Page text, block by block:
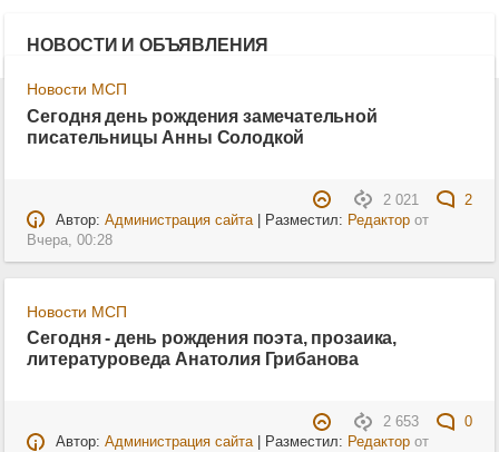
НОВОСТИ И ОБЪЯВЛЕНИЯ
Новости МСП
Сегодня день рождения замечательной
писательницы Анны Солодкой
2 021
2
Автор: Администрация сайта| Разместил: Редакторот
Вчера, 00:28
Новости МСП
Сегодня - день рождения поэта, прозаика,
литературоведа Анатолия Грибанова
2 653
0
Автор: Администрация сайта| Разместил: Редакторот